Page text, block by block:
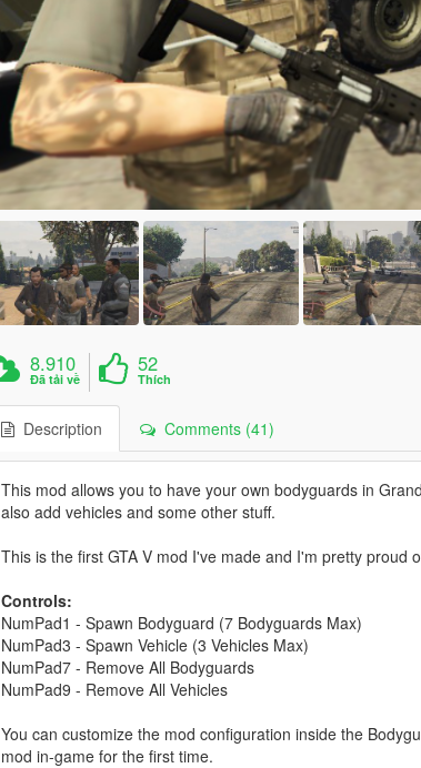
8.910
Đã tải về
52
Thích
Description Comments (41)
This mod allows you to have your own bodyguards in
also add vehicles and some other stuff.
This is the first GTA V mod I've made and I'm pretty proud
Controls:
NumPad1 - Spawn Bodyguard (7 Bodyguards Max)
NumPad3 - Spawn Vehicle (3 Vehicles Max)
NumPad7 - Remove All Bodyguards
NumPad9 - Remove All Vehicles
You can customize the mod configuration inside the
mod in-game for the first time.